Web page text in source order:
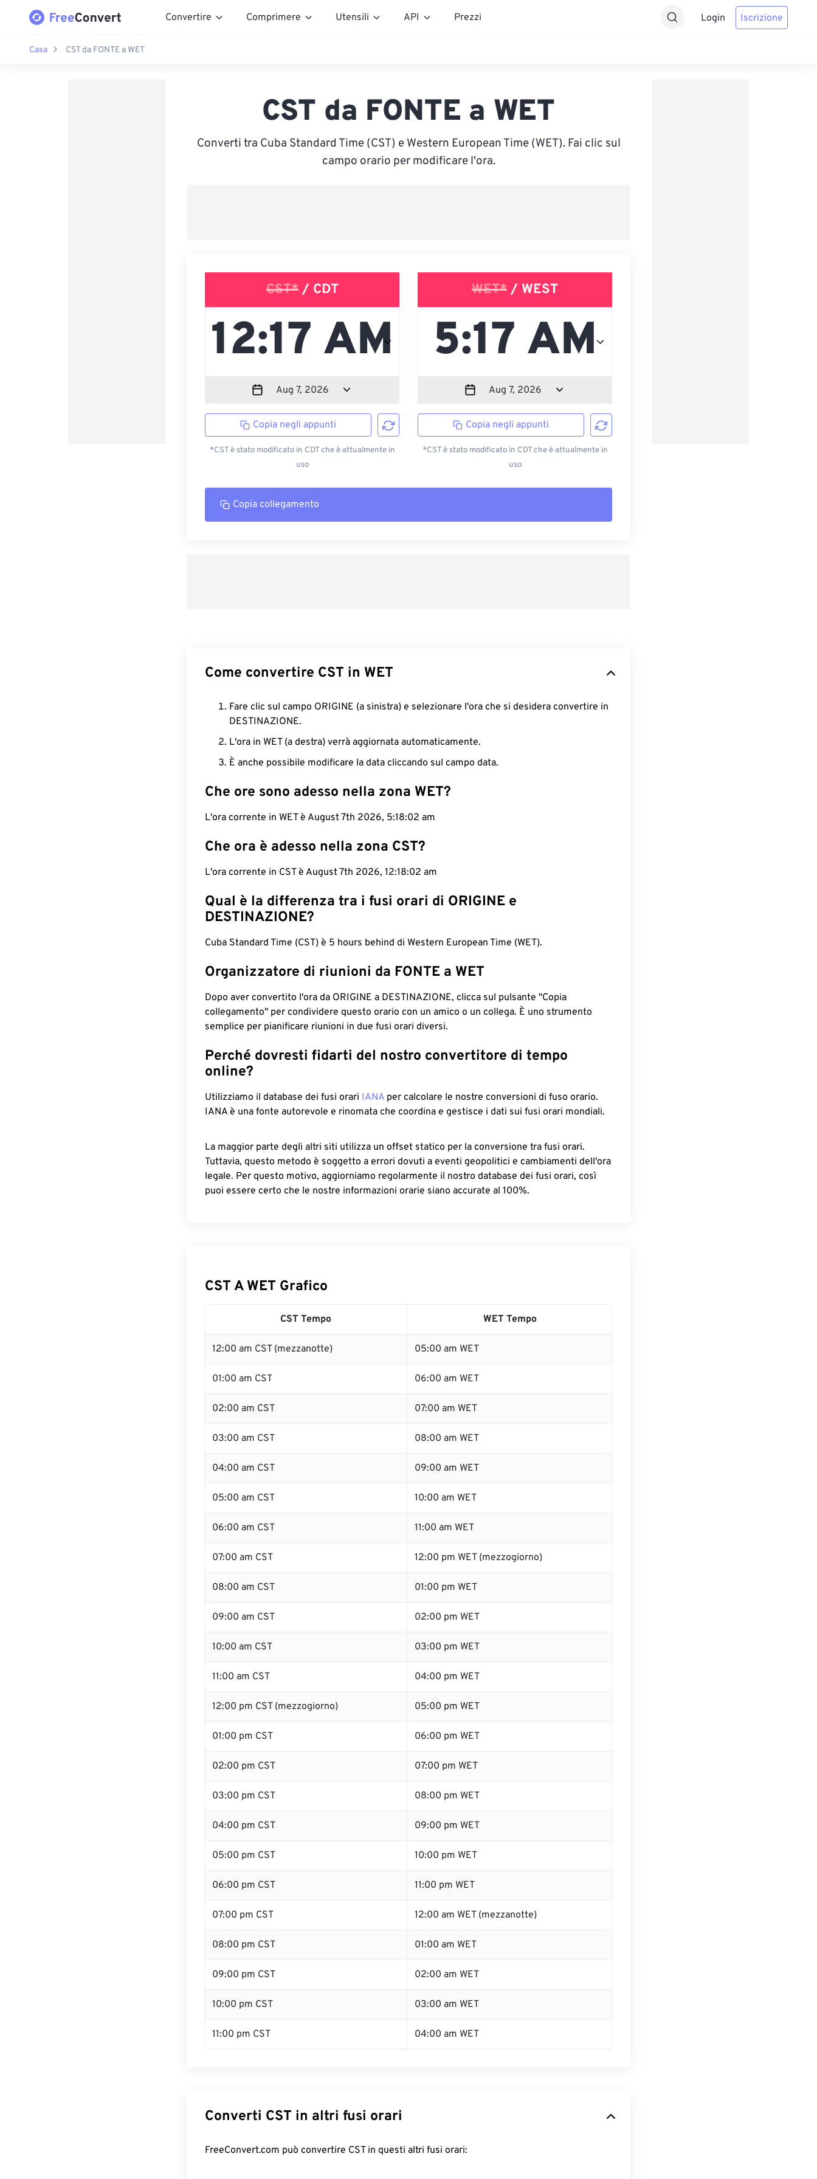
Convertire Comprimere Utensili API Prezzi Login Iscrizione
Casa CST da FONTE a WET
CST da FONTE a WET
Converti tra Cuba Standard Time (CST) e Western European Time (WET). Fai clic sul
campo orario per modificare l'ora.
CST*/ CDT
Copia negli appunti
*CST è stato modificato in CDT che è attualmente in
uso
WET* / WEST
Copia negli appunti
*CST è stato modificato in CDT che è attualmente in
uso
Copia collegamento
Come convertire CST in WET
Fare clic sul campo ORIGINE (a sinistra) e selezionare l'ora che si desidera convertire in
DESTINAZIONE.
L'ora in WET (a destra) verrà aggiornata automaticamente.
È anche possibile modificare la data cliccando sul campo data.
Che ore sono adesso nella zona WET?
L'ora corrente in WET è August 7th 2026, 5:18:03 am
Che ora è adesso nella zona CST?
L'ora corrente in CST è August 7th 2026, 12:18:03 am
Qual è la differenza tra i fusi orari di ORIGINE e
DESTINAZIONE?
Cuba Standard Time (CST) è 5 hours behind di Western European Time (WET).
Organizzatore di riunioni da FONTE a WET
Dopo aver convertito l'ora da ORIGINE a DESTINAZIONE, clicca sul pulsante "Copia
collegamento" per condividere questo orario con un amico o un collega. È uno strumento
semplice per pianificare riunioni in due fusi orari diversi.
Perché dovresti fidarti del nostro convertitore di tempo
online?
Utilizziamo il database dei fusi orari IANA per calcolare le nostre conversioni di fuso orario.
IANA è una fonte autorevole e rinomata che coordina e gestisce i dati sui fusi orari mondiali.
La maggior parte degli altri siti utilizza un offset statico per la conversione tra fusi orari.
Tuttavia, questo metodo è soggetto a errori dovuti a eventi geopolitici e cambiamenti dell'ora
legale. Per questo motivo, aggiorniamo regolarmente il nostro database dei fusi orari, così
puoi essere certo che le nostre informazioni orarie siano accurate al 100%.
CST A WET Grafico
CST Tempo WET Tempo
12:00 am CST (mezzanotte) 05:00 am WET
01:00 am CST 06:00 am WET
02:00 am CST 07:00 am WET
03:00 am CST 08:00 am WET
04:00 am CST 09:00 am WET
05:00 am CST 10:00 am WET
06:00 am CST 11:00 am WET
07:00 am CST 12:00 pm WET (mezzogiorno)
08:00 am CST 01:00 pm WET
09:00 am CST 02:00 pm WET
10:00 am CST 03:00 pm WET
11:00 am CST 04:00 pm WET
12:00 pm CST (mezzogiorno) 05:00 pm WET
01:00 pm CST 06:00 pm WET
02:00 pm CST 07:00 pm WET
03:00 pm CST 08:00 pm WET
04:00 pm CST 09:00 pm WET
05:00 pm CST 10:00 pm WET
06:00 pm CST 11:00 pm WET
07:00 pm CST 12:00 am WET (mezzanotte)
08:00 pm CST 01:00 am WET
09:00 pm CST 02:00 am WET
10:00 pm CST 03:00 am WET
11:00 pm CST 04:00 am WET
Converti CST in altri fusi orari
FreeConvert.com può convertire CST in questi altri fusi orari: